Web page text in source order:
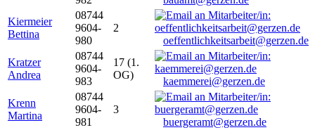
Kiermeier
Bettina
08744
9604-
980
2
oeffentlichkeitsarbeit@gerzen.de
Kratzer
Andrea
08744
9604-
983
17 (1.
OG)
kaemmerei@gerzen.de
Krenn
Martina
08744
9604-
981
3
buergeramt@gerzen.de